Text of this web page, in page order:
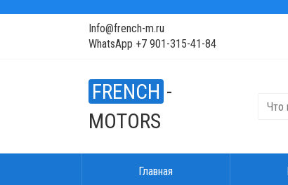
Info@french-m.ru
WhatsApp +7 901-315-41-84
FRENCH -
MOTORS
Главная